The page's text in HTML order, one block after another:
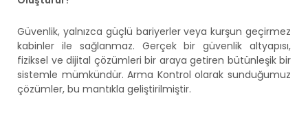
Güvenlik, yalnızca güçlü bariyerler veya kurşun geçirmez
kabinler ile sağlanmaz. Gerçek bir güvenlik altyapısı,
fiziksel ve dijital çözümleri bir araya getiren bütünleşik bir
sistemle mümkündür. Arma Kontrol olarak sunduğumuz
çözümler, bu mantıkla geliştirilmiştir.